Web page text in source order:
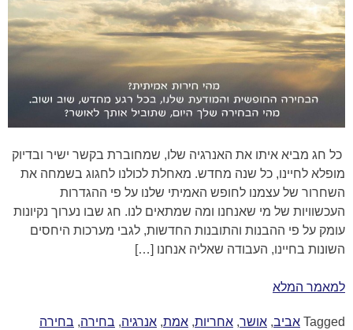
כל חג מביא איתו את האנרגיה שלו, שמחוברת בקשר ישיר ובדיוק
מופלא לחיינו, כל שנה מחדש. מאחלת לכולנו לחגוג בשמחה את
השחרור של עצמנו לחופש האמיתי שלנו על פי ההגדרות
העכשוויות של מי שאנחנו ומה שמתאים לנו. חג שבו נערוך נקיונות
עומק על פי ההבנות והתובנות החדשות, לגבי מערכות היחסים
השונות בחיינו, העבודה שאליה אנחנו […]
למאמר המלא
Tagged אביב, אושר, אחריות, אמת, אנרגיה, בחירה, בחירה